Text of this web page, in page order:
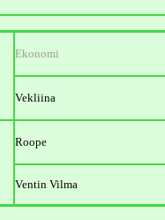
Ekonomi
Vekliina
Roope
Ventin Vilma